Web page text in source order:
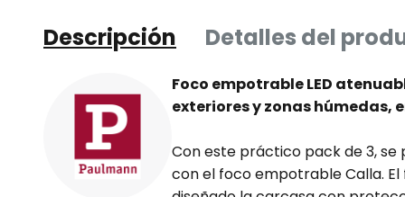
Descripción Detalles del
Foco empotrable LED
exteriores y zonas húmedas,
Con este práctico pack de 3,
con el foco empotrable Calla.